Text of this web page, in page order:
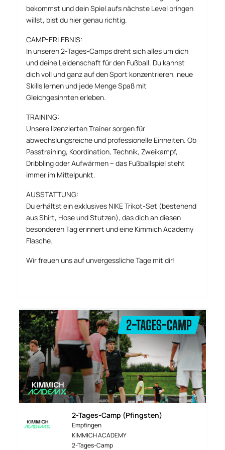
bekommst und dein Spiel aufs nächste Level bringen
willst, bist du hier genau richtig.
CAMP-ERLEBNIS:
In unseren 2-Tages-Camps dreht sich alles um dich
und deine Leidenschaft für den Fußball. Du kannst
dich voll und ganz auf den Sport konzentrieren, neue
Skills lernen und jede Menge Spaß mit
Gleichgesinnten erleben.
TRAINING:
Unsere lizenzierten Trainer sorgen für
abwechslungsreiche und professionelle Einheiten. Ob
Passtraining, Koordination, Technik, Zweikampf,
Dribbling oder Aufwärmen – das Fußballspiel steht
immer im Mittelpunkt.
AUSSTATTUNG:
Du erhältst ein exklusives NIKE Trikot-Set (bestehend
aus Shirt, Hose und Stutzen), das dich an diesen
besonderen Tag erinnert und eine Kimmich Academy
Flasche.
Wir freuen uns auf unvergessliche Tage mit dir!
2-Tages-Camp (Pfingsten)
Empfingen
KIMMICH ACADEMY
2-Tages-Camp